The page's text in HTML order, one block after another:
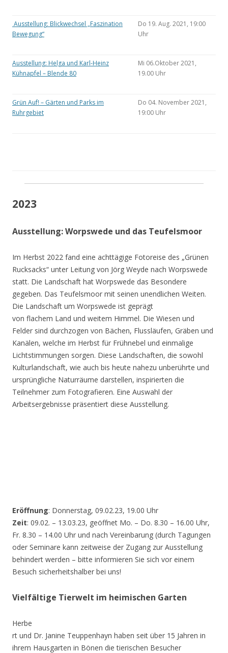
Ausstellung: Blickwechsel „Faszination
Bewegung“
Do 19. Aug. 2021, 19:00
Uhr
Ausstellung: Helga und Karl-Heinz
Kühnapfel – Blende 80
Mi 06.Oktober 2021,
19.00 Uhr
Grün Auf! – Gärten und Parks im
Ruhrgebiet
Do 04. November 2021,
19:00 Uhr
2023
Ausstellung: Worpswede und das Teufelsmoor
Im Herbst 2022 fand eine achttägige Fotoreise des „Grünen
Rucksacks“ unter Leitung von Jörg Weyde nach Worpswede
statt. Die Landschaft hat Worpswede das Besondere
gegeben. Das Teufelsmoor mit seinen unendlichen Weiten.
Die Landschaft um Worpswede ist geprägt
von flachem Land und weitem Himmel. Die Wiesen und
Felder sind durchzogen von Bächen, Flussläufen, Gräben und
Kanälen, welche im Herbst für Frühnebel und einmalige
Lichtstimmungen sorgen. Diese Landschaften, die sowohl
Kulturlandschaft, wie auch bis heute nahezu unberührte und
ursprüngliche Naturräume darstellen, inspirierten die
Teilnehmer zum Fotografieren. Eine Auswahl der
Arbeitsergebnisse präsentiert diese Ausstellung.
Eröffnung: Donnerstag, 09.02.23, 19.00 Uhr
Zeit: 09.02. – 13.03.23, geöffnet Mo. – Do. 8.30 – 16.00 Uhr,
Fr. 8.30 – 14.00 Uhr und nach Vereinbarung (durch Tagungen
oder Seminare kann zeitweise der Zugang zur Ausstellung
behindert werden – bitte informieren Sie sich vor einem
Besuch sicherheitshalber bei uns!
Vielfältige Tierwelt im heimischen Garten
Herbe
rt und Dr. Janine Teuppenhayn haben seit über 15 Jahren in
ihrem Hausgarten in Bönen die tierischen Besucher